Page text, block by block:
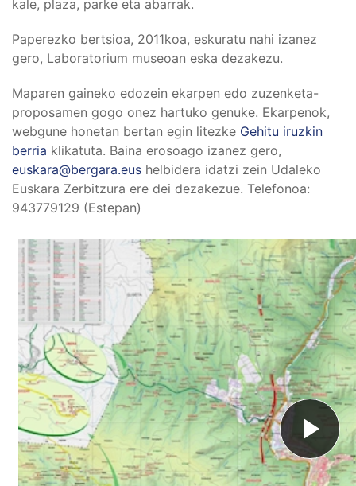
kale, plaza, parke eta abarrak.
Paperezko bertsioa, 2011koa, eskuratu nahi izanez
gero, Laboratorium museoan eska dezakezu.
Maparen gaineko edozein ekarpen edo zuzenketa-
proposamen gogo onez hartuko genuke. Ekarpenok,
webgune honetan bertan egin litezke Gehitu iruzkin
berria klikatuta. Baina erosoago izanez gero,
euskara@bergara.eus helbidera idatzi zein Udaleko
Euskara Zerbitzura ere dei dezakezue. Telefonoa:
943779129 (Estepan)